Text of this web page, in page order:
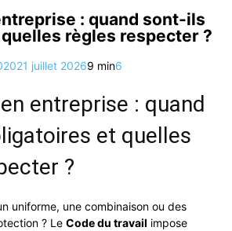
: quand sont-ils
règles respecter ?
21 juillet 20269 min6
entreprise : quand
et quelles
?
uniforme, une combinaison ou des
? Le Code du travail impose